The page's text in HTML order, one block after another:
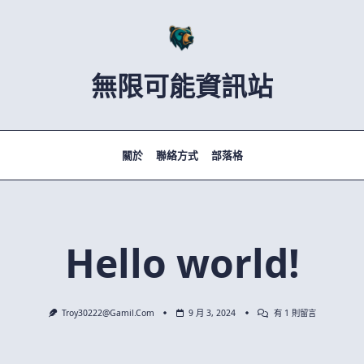
無限可能資訊站
關於 聯絡方式 部落格
Hello world!
Troy30222@gamil.com 9 月 3, 2024
在
有 1 則留言